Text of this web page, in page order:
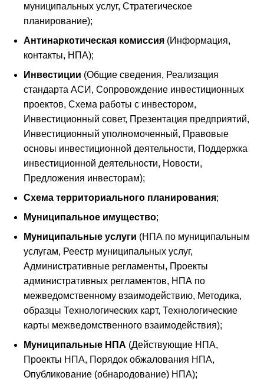
муниципальных услуг, Стратегическое
планирование);
Антинаркотическая комиссия (Информация,
контакты, НПА);
Инвестиции (Общие сведения, Реализация
стандарта АСИ, Сопровождение инвестиционных
проектов, Схема работы с инвестором,
Инвестиционный совет, Презентация предприятий,
Инвестиционный уполномоченный, Правовые
основы инвестиционной деятельности, Поддержка
инвестиционной деятельности, Новости,
Предложения инвесторам);
Схема территориального планирования;
Муниципальное имущество;
Муниципальные услуги (НПА по муниципальным
услугам, Реестр муниципальных услуг,
Административные регламенты, Проекты
административных регламентов, НПА по
межведомственному взаимодействию, Методика,
образцы Технологических карт, Технологические
карты межведомственного взаимодействия);
Муниципальные НПА (Действующие НПА,
Проекты НПА, Порядок обжалования НПА,
Опубликование (обнародование) НПА);